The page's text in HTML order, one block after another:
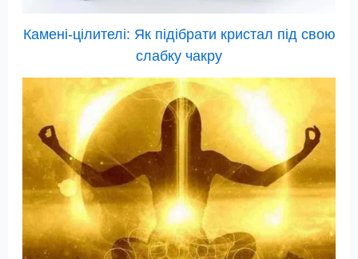
Камені-цілителі: Як підібрати кристал під свою
слабку чакру